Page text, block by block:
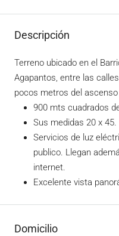
Descripción
Terreno ubicado en el
Agapantos, entre las
pocos metros del
900 mts cuadrados
Sus medidas 20 x 45.
Servicios de luz
publico. Llegan
internet.
Excelente vista
Domicilio